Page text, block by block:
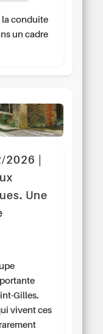
la conduite
un cadre
|
Une
Gilles.
vivent ces